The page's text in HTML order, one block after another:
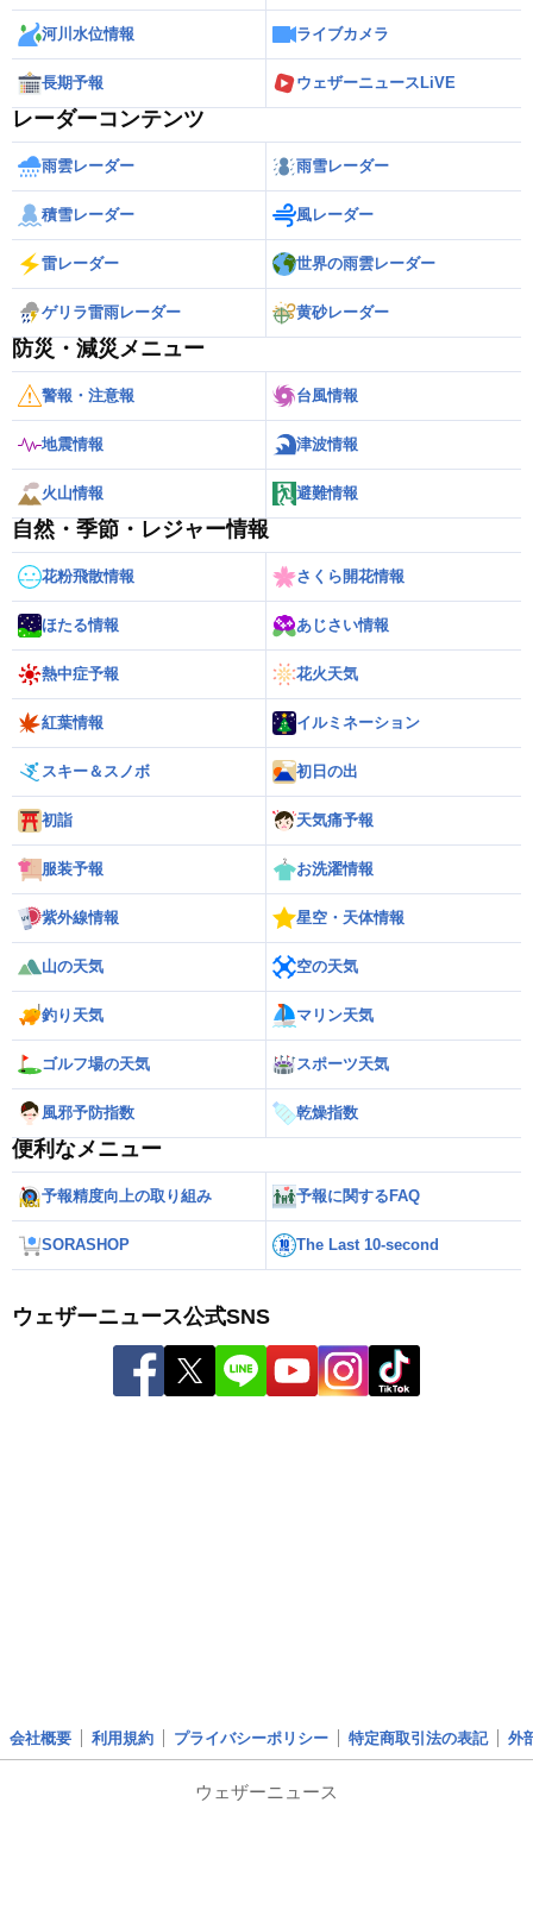
河川水位情報 ライブカメラ
長期予報 ウェザーニュースLiVE
レーダーコンテンツ
雨雲レーダー 雨雪レーダー
積雪レーダー 風レーダー
雷レーダー 世界の雨雲レーダー
ゲリラ雷雨レーダー 黄砂レーダー
防災・減災メニュー
警報・注意報 台風情報
地震情報 津波情報
火山情報 避難情報
自然・季節・レジャー情報
花粉飛散情報 さくら開花情報
ほたる情報 あじさい情報
熱中症予報 花火天気
紅葉情報 イルミネーション
スキー＆スノボ 初日の出
初詣 天気痛予報
服装予報 お洗濯情報
紫外線情報 星空・天体情報
山の天気 空の天気
釣り天気 マリン天気
ゴルフ場の天気 スポーツ天気
風邪予防指数 乾燥指数
便利なメニュー
予報精度向上の取り組み 予報に関するFAQ
SORASHOP The Last 10-second
ウェザーニュース公式SNS
会社概要 利用規約 プライバシーポリシー 特定商取引法の表記 外
ウェザーニュース